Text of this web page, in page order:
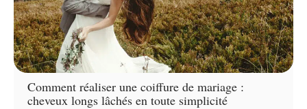
Comment réaliser une coiffure de mariage :
cheveux longs lâchés en toute simplicité